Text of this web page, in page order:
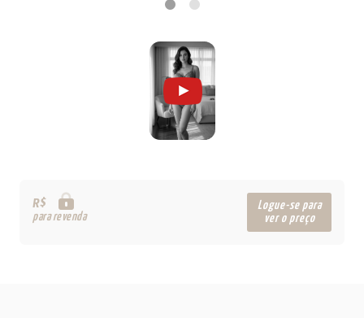
R$
para revenda
Logue-se para
ver o preço